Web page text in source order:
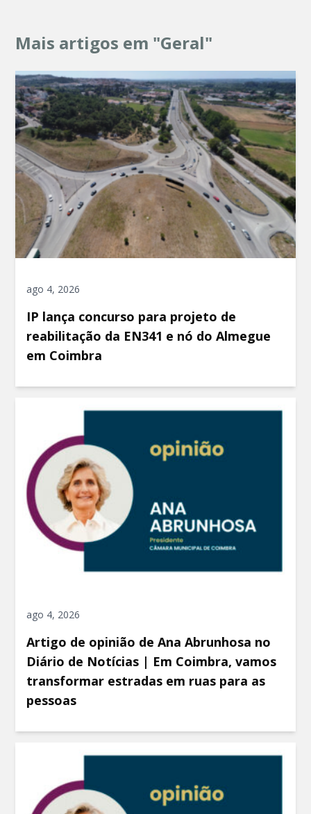
Mais artigos em "Geral"
ago 4, 2026
IP lança concurso para projeto de
reabilitação da EN341 e nó do Almegue
em Coimbra
ago 4, 2026
Artigo de opinião de Ana Abrunhosa no
Diário de Notícias | Em Coimbra, vamos
transformar estradas em ruas para as
pessoas